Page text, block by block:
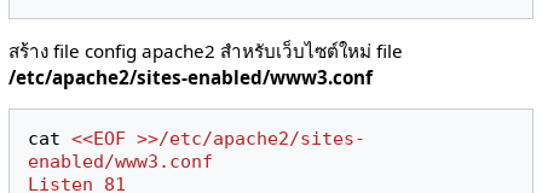
สร้าง file config apache2 สำหรับเว็บไซต์ใหม่ file
/etc/apache2/sites-enabled/www3.conf
cat <<EOF >>/etc/apache2/sites-
enabled/www3.conf
Listen 81